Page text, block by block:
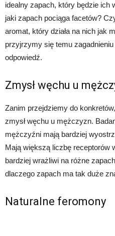
idealny zapach, który będzie ich
jaki zapach pociąga facetów?
aromat, który działa na nich jak
przyjrzymy się temu
odpowiedź.
Zmysł węchu u
Zanim przejdziemy do
zmysł węchu u mężczyzn.
mężczyźni mają bardziej
Mają większą liczbę receptorów
bardziej wrażliwi na różne
dlaczego zapach ma tak duże
Naturalne feromony